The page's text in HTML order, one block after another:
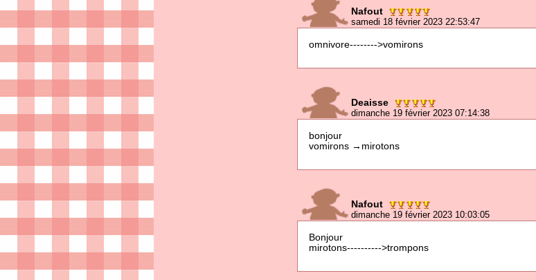
Nafout
samedi 18 février 2023 22:53:47
omnivore-------->vomirons
Deaisse
dimanche 19 février 2023 07:14:38
bonjour
vomirons →mirotons
Nafout
dimanche 19 février 2023 10:03:05
Bonjour
mirotons---------->trompons